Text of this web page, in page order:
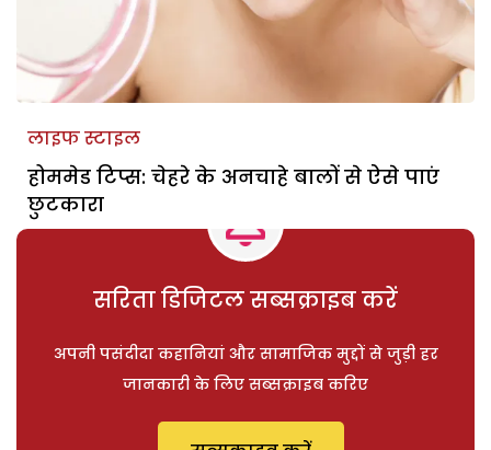
लाइफ स्टाइल
होममेड टिप्स: चेहरे के अनचाहे बालों से ऐसे पाएं
छुटकारा
सरिता डिजिटल सब्सक्राइब करें
अपनी पसंदीदा कहानियां और सामाजिक मुद्दों से जुड़ी हर
जानकारी के लिए सब्सक्राइब करिए